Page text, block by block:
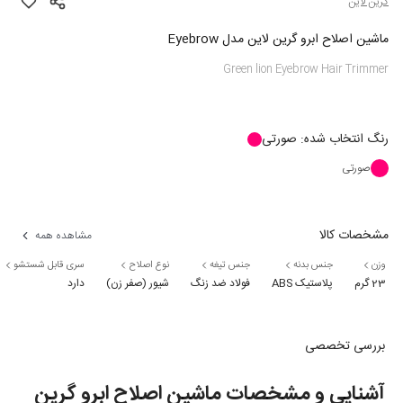
ماشین اصلاح ابرو گرین لاین مدل Eyebrow
Green lion Eyebrow Hair Trimmer
رنگ انتخاب شده: صورتی
صورتی
مشخصات کالا مشاهده همه
وزن
23 گرم
جنس بدنه
پلاستیک ABS
جنس تیغه
فولاد ضد زنگ
نوع اصلاح
شیور (صفر زن)
سری قابل شستشو
دارد
بررسی تخصصی
آشنایی و مشخصات ماشین اصلاح ابرو گرین